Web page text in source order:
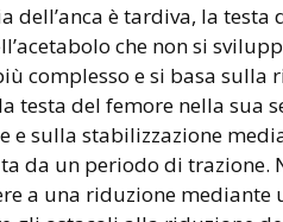
dell’anca è tardiva, la testa
che non si
complesso e si basa sulla
testa del femore nella sua
e sulla stabilizzazione
da un periodo di trazione.
a una riduzione mediante